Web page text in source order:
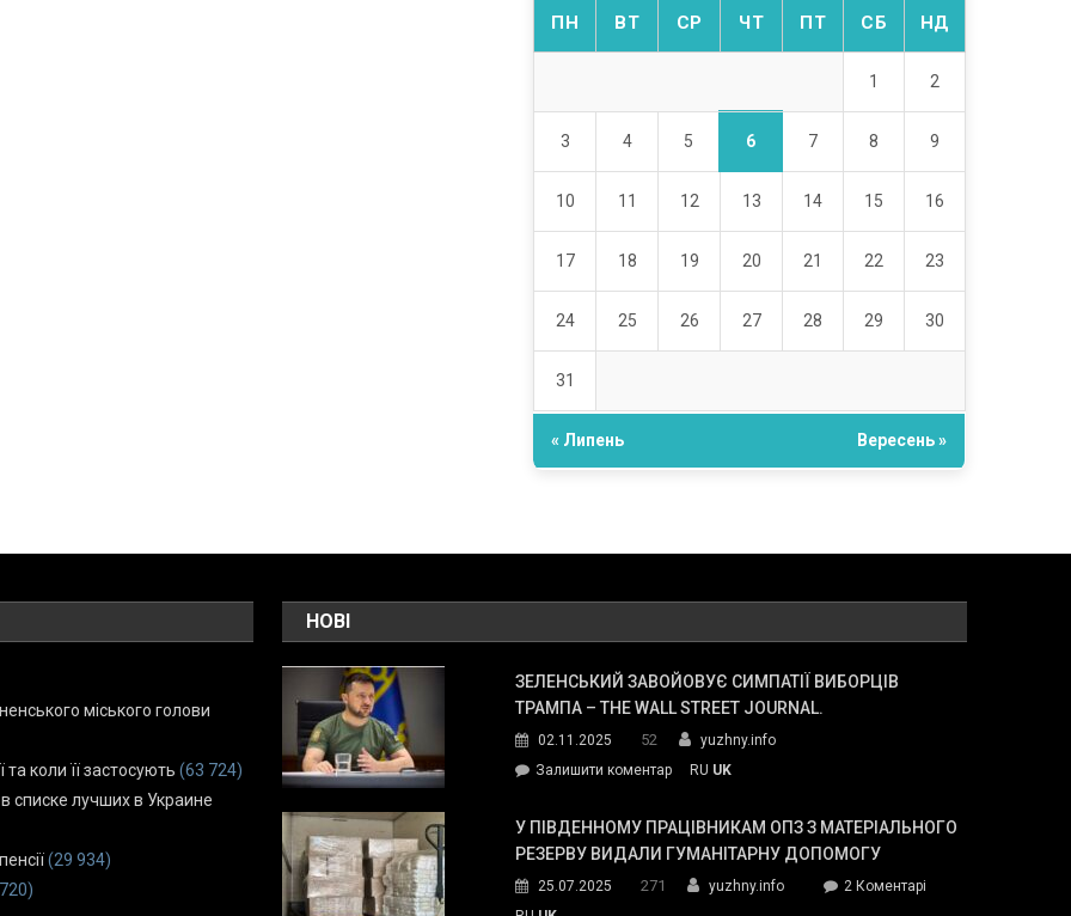
ПН ВТ СР ЧТ ПТ СБ НД
1 2
3 4 5 6 7 8 9
10 11 12 13 14 15 16
17 18 19 20 21 22 23
24 25 26 27 28 29 30
31
« Липень Вересень »
міського голови
коли її застосують (63 724)
списке лучших в Украине
(29 934)
НОВІ
ЗЕЛЕНСЬКИЙ ЗАВОЙОВУЄ СИМПАТІЇ ВИБОРЦІВ
ТРАМПА – THE WALL STREET JOURNAL.
02.11.2025 52
yuzhny.info
Залишити коментарon
завойовує
симпатії
Трампа
RU UK
У ПІВДЕННОМУ ПРАЦІВНИКАМ ОПЗ З МАТЕРІАЛЬНОГО
РЕЗЕРВУ ВИДАЛИ ГУМАНІТАРНУ ДОПОМОГУ
25.07.2025 271 yuzhny.info 2 Коментарідо